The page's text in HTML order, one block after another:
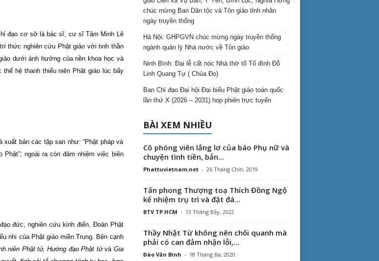
đạo cơ sở là bác sĩ, cư sĩ Tâm Minh Lê
thức nghiên cứu Phật giáo với tinh thần
dưới ảnh hưởng của nền khoa học và
hệ thanh thiếu niên Phật giáo lúc bấy
bản các tập san như: “Phật pháp và
Phật”; ngoài ra còn đảm nhiệm việc biên
đức, nghiên cứu kinh điển, Đoàn Phật
nhi của Phật giáo miền Trung. Bên cạnh
niên Phật tử, Hướng đạo Phật tửvà Gia
chúc mừng Ban Dân tộc và Tôn giáo tỉnh nhân
ngày truyền thống
Hà Nội: GHPGVN chúc mừng ngày truyền thống
ngành quản lý Nhà nước về Tôn giáo
Ninh Bình: Đại lễ cất nóc Nhà thờ tổ Tổ đình Đỗ
Linh Quang Tự ( Chùa Đọ)
Ban Chỉ đạo Đại hội Đại biểu Phật giáo toàn quốc
lần thứ X (2026 – 2031) họp phiên trực tuyến
BÀI XEM NHIỀU
Cô phóng viên lẳng lơ của báo Phụ nữ và
chuyện tình tiền, bản...
Phattuvietnam.net - 26 Tháng Chín, 2019
Tấn phong Thượng toạ Thích Đồng Ngộ
kế nhiệm trụ trì và đặt đá...
BTV TP.HCM - 13 Tháng Bảy, 2022
Thầy Nhật Từ không nên chối quanh mà
phải có can đảm nhận lỗi,...
Đào Văn Bình - 18 Tháng Ba, 2020